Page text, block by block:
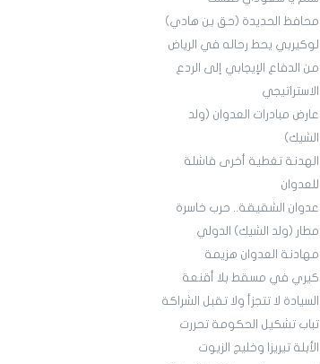
محافظ الحديدة (حق بن هادي)
لوكيربي يحط رحاله في الرياض
من الدفاع الإيجابي إلى الردع
الاستراتيجي
عارض مبادرات العدوان (ولد
الشيك)
الهدنة تغطية أخرى فاشلة
للعدوان
عدوان الشقيقة.. حرب خاسرة
مطار (ولد الشيك) الدولي
مهادنة العدوان هزيمة
كيري في مسقط بلا أقنعة
السيادة لا تتجزأ ولا تقبل الشراكة
تباب تشكيل الحكومة تحررت
الأبلة تيريزا وخليج الزيوت